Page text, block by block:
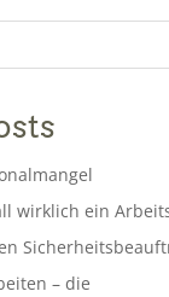
wirklich ein
– die